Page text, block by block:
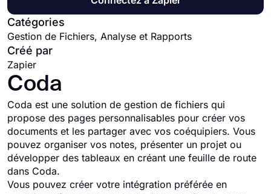
Catégories
Gestion de Fichiers, Analyse et Rapports
Créé par
Zapier
Coda
Coda est une solution de gestion de fichiers qui
propose des pages personnalisables pour créer vos
documents et les partager avec vos coéquipiers. Vous
pouvez organiser vos notes, présenter un projet ou
développer des tableaux en créant une feuille de route
dans Coda.
Vous pouvez créer votre intégration préférée en